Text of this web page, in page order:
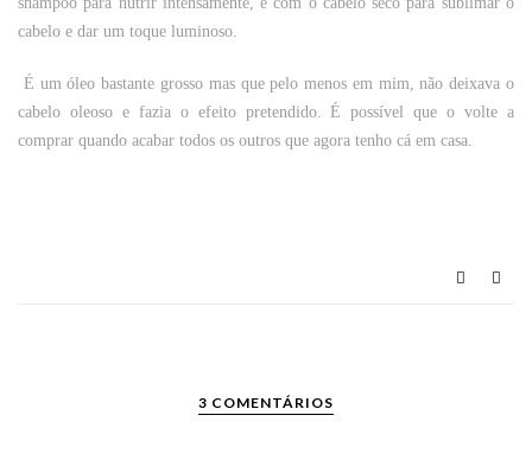
cabelo e dar um toque luminoso.
É um óleo bastante grosso mas que pelo menos em mim, não deixava o
cabelo oleoso e fazia o efeito pretendido. É possível que o volte a
comprar quando acabar todos os outros que agora tenho cá em casa.
3 COMENTÁRIOS